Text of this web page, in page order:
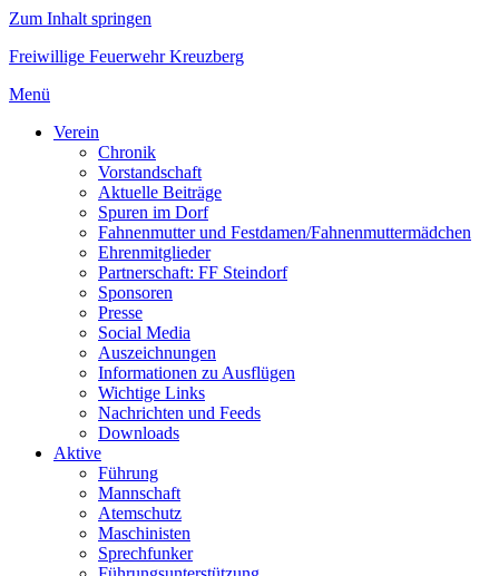
Zum Inhalt springen
Freiwillige Feuerwehr Kreuzberg
Menü
Verein
Chronik
Vorstandschaft
Aktuelle Beiträge
Spuren im Dorf
Fahnenmutter und Festdamen/Fahnenmuttermädchen
Ehrenmitglieder
Partnerschaft: FF Steindorf
Sponsoren
Presse
Social Media
Auszeichnungen
Informationen zu Ausflügen
Wichtige Links
Nachrichten und Feeds
Downloads
Aktive
Führung
Mannschaft
Atemschutz
Maschinisten
Sprechfunker